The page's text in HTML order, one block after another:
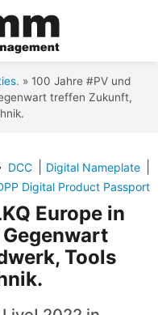
» 100 Jahre #PV und
treffen Zukunft,
DCC Digital Nameplate
Digital Product Passport
Europe in
Tools